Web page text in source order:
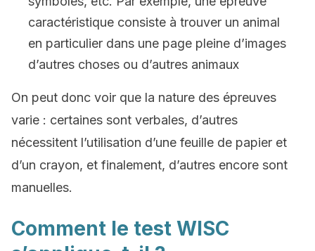
caractéristique consiste à trouver un animal
en particulier dans une page pleine d’images
d’autres choses ou d’autres animaux
On peut donc voir que la nature des épreuves
varie : certaines sont verbales, d’autres
nécessitent l’utilisation d’une feuille de papier et
d’un crayon, et finalement, d’autres encore sont
manuelles.
Comment le test WISC